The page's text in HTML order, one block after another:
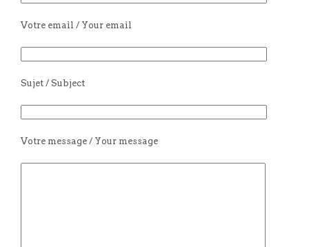
Votre email / Your email
Sujet / Subject
Votre message / Your message